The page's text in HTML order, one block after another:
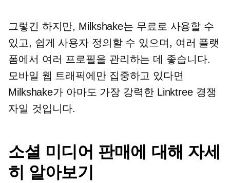
그렇긴 하지만, Milkshake는 무료로 사용할 수
있고, 쉽게 사용자 정의할 수 있으며, 여러 플랫
폼에서 여러 프로필을 관리하는 데 좋습니다.
모바일 웹 트래픽에만 집중하고 있다면
Milkshake가 아마도 가장 강력한 Linktree 경쟁
자일 것입니다.
소셜 미디어 판매에 대해 자세
히 알아보기